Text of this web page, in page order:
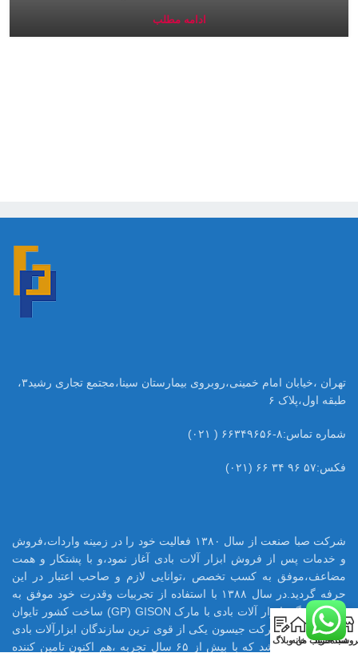
ادامه مطلب
تهران ،خیابان امام خمینی،روبروی بیمارستان سینا،مجتمع تجاری رشید۳،
طبقه اول،پلاک ۶
شماره تماس:۸-۶۶۳۴۹۶۵۶ ( ۰۲۱)
فکس:۵۷ ۹۶ ۳۴ ۶۶ (۰۲۱)
شرکت صبا صنعت از سال ۱۳۸۰ فعالیت خود را در زمینه واردات،فروش
و خدمات پس از فروش ابزار آلات بادی آغاز نمود،و با پشتکار و همت
مضاعف،موفق به کسب تخصص ،توانایی لازم و صاحب اعتبار در این
حرفه گردید.در سال ۱۳۸۸ با استفاده از تجربیات وقدرت خود موفق به
اخذ نمایندگی ابزار آلات بادی با مارک GP) GISON) ساخت کشور تایوان
در ایران شود.شرکت جیسون یکی از قوی ترین سازندگان ابزارآلات بادی
در تایوان می باشد که با بیش از ۶۵ سال تجربه ،هم اکنون تامین کننده
سبد خرید
حساب من
خانهوبلاگ